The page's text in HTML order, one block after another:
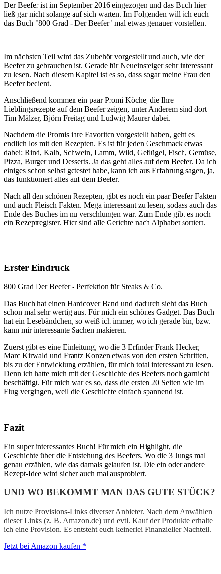
Der Beefer ist im September 2016 eingezogen und das Buch hier
ließ gar nicht solange auf sich warten. Im Folgenden will ich euch
das Buch "800 Grad - Der Beefer" mal etwas genauer vorstellen.
Im nächsten Teil wird das Zubehör vorgestellt und auch, wie der
Beefer zu gebrauchen ist. Gerade für Neueinsteiger sehr interessant
zu lesen. Nach diesem Kapitel ist es so, dass sogar meine Frau den
Beefer bedient.
Anschließend kommen ein paar Promi Köche, die Ihre
Lieblingsrezepte auf dem Beefer zeigen, unter Anderem sind dort
Tim Mälzer, Björn Freitag und Ludwig Maurer dabei.
Nachdem die Promis ihre Favoriten vorgestellt haben, geht es
endlich los mit den Rezepten. Es ist für jeden Geschmack etwas
dabei: Rind, Kalb, Schwein, Lamm, Wild, Geflügel, Fisch, Gemüse,
Pizza, Burger und Desserts. Ja das geht alles auf dem Beefer. Da ich
einiges schon selbst getestet habe, kann ich aus Erfahrung sagen, ja,
das funktioniert alles auf dem Beefer.
Nach all den schönen Rezepten, gibt es noch ein paar Beefer Fakten
und auch Fleisch Fakten. Mega interessant zu lesen, sodass auch das
Ende des Buches im nu verschlungen war. Zum Ende gibt es noch
ein Rezeptregister. Hier sind alle Gerichte nach Alphabet sortiert.
Erster Eindruck
800 Grad Der Beefer - Perfektion für Steaks & Co.
Das Buch hat einen Hardcover Band und dadurch sieht das Buch
schon mal sehr wertig aus. Für mich ein schönes Gadget. Das Buch
hat ein Lesebändchen, so weiß ich immer, wo ich gerade bin, bzw.
kann mir interessante Sachen makieren.
Zuerst gibt es eine Einleitung, wo die 3 Erfinder Frank Hecker,
Marc Kirwald und Frantz Konzen etwas von den ersten Schritten,
bis zu der Entwicklung erzählen, für mich total interessant zu lesen.
Denn ich hatte mich mit der Geschichte des Beefers noch garnicht
beschäftigt. Für mich war es so, dass die ersten 20 Seiten wie im
Flug vergingen, weil die Geschichte einfach spannend ist.
Fazit
Ein super interessantes Buch! Für mich ein Highlight, die
Geschichte über die Entstehung des Beefers. Wo die 3 Jungs mal
genau erzählen, wie das damals gelaufen ist. Die ein oder andere
Rezept-Idee wird sicher auch mal ausprobiert.
UND WO BEKOMMT MAN DAS GUTE STÜCK?
Ich nutze Provisions-Links diverser Anbieter. Nach dem Anwählen
dieser Links (z. B. Amazon.de) und evtl. Kauf der Produkte erhalte
ich eine Provision. Es entsteht euch keinerlei Finanzieller Nachteil.
Jetzt bei Amazon kaufen *